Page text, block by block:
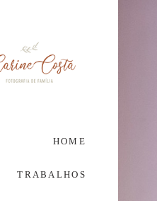
HOME
TRABALHOS